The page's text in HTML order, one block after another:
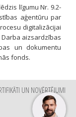
līgumu Nr. 9.2-
aģentūru par
digitalizācijai
aizsardzības
un dokumentu
fonds.
UN NOVĒRTĒJUMI